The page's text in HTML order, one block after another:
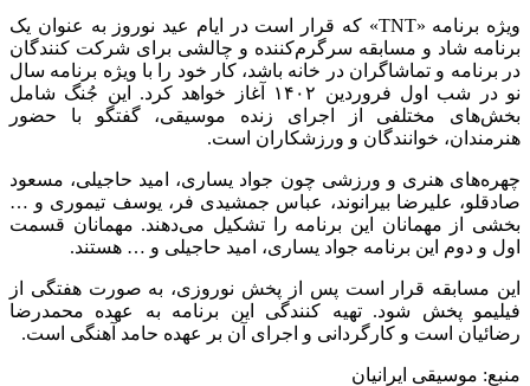
ویژه برنامه «TNT» که قرار است در ایام عید نوروز به عنوان یک
برنامه شاد و مسابقه سرگرم‌کننده و چالشی برای شرکت کنندگان
در برنامه و تماشاگران در خانه باشد، کار خود را با ویژه برنامه سال
نو در شب اول فروردین ۱۴۰۲ آغاز خواهد کرد. این جُنگ شامل
بخش‌های مختلفی از اجرای زنده‌ موسیقی، گفتگو با حضور
هنرمندان، خوانندگان و ورزشکاران است.
چهره‌های هنری و ورزشی چون جواد یساری، امید حاجیلی، مسعود
صادقلو، علیرضا بیرانوند، عباس جمشیدی فر، یوسف تیموری و …
بخشی از مهمانان این برنامه را تشکیل می‌دهند. مهمانان قسمت
اول و دوم این برنامه جواد یساری، امید حاجیلی و … هستند.
این مسابقه قرار است پس از پخش نوروزی، به صورت هفتگی از
فیلیمو پخش شود. تهیه کنندگی این برنامه به عهده محمدرضا
رضائیان است و کارگردانی و اجرای آن بر عهده حامد آهنگی است.
منبع: موسیقی ایرانیان